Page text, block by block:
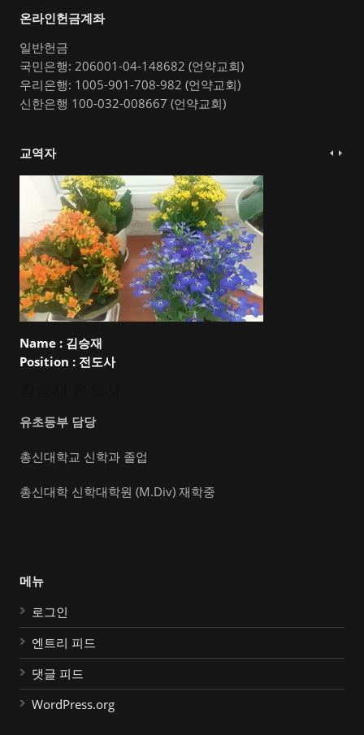
온라인헌금계좌
일반헌금
국민은행: 206001-04-148682 (언약교회)
우리은행: 1005-901-708-982 (언약교회)
신한은행 100-032-008667 (언약교회)
교역자
Name : 김승재
Position : 전도사
유초등부 담당
총신대학교 신학과 졸업
총신대학 신학대학원 (M.Div) 재학중
메뉴
로그인
엔트리 피드
댓글 피드
WordPress.org